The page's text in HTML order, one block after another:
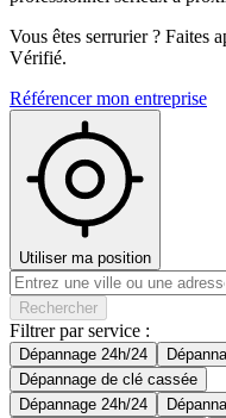
Vous êtes serrurier ? Faites
Vérifié.
Référencer mon entreprise
Utiliser ma position
Rechercher
Filtrer par service :
Dépannage 24h/24
Dépannage de clé cassée
Dépannage 24h/24